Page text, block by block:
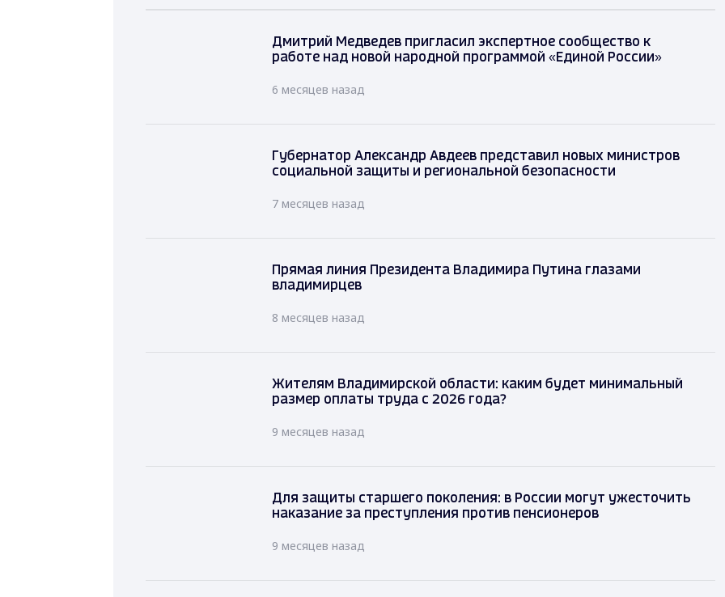
Дмитрий Медведев пригласил экспертное сообщество к
работе над новой народной программой «Единой России»
6 месяцев назад
Губернатор Александр Авдеев представил новых министров
социальной защиты и региональной безопасности
7 месяцев назад
Прямая линия Президента Владимира Путина глазами
владимирцев
8 месяцев назад
Жителям Владимирской области: каким будет минимальный
размер оплаты труда с 2026 года?
9 месяцев назад
Для защиты старшего поколения: в России могут ужесточить
наказание за преступления против пенсионеров
9 месяцев назад